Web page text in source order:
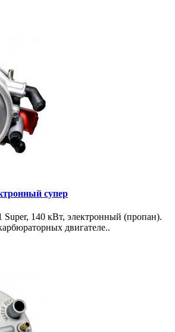
супер
140 кВт, электронный (пропан).
двигателе..